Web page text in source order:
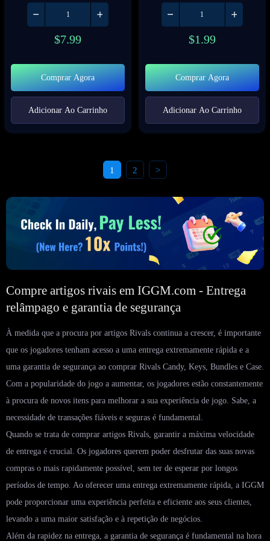
$7.99
Comprar Agora
Adicionar Ao Carrinho
$1.99
Comprar Agora
Adicionar Ao Carrinho
1 2 >
Compre artigos rivais em IGGM.com - Entrega
relâmpago e garantia de segurança
À medida que a procura por artigos Rivals continua a crescer, é importante
que os jogadores tenham acesso a uma entrega extremamente rápida e a
uma garantia de segurança ao comprar Rivals Candy, Keys, Bundles e Case.
Com a popularidade do jogo a aumentar, os jogadores estão constantemente
à procura de novos itens para melhorar a sua experiência de jogo. Sabe, a
necessidade de transações fiáveis ​​e seguras é fundamental.
Quando se trata de comprar artigos Rivals, garantir a máxima velocidade
de entrega é crucial. Os jogadores querem poder desfrutar das suas novas
compras o mais rapidamente possível, sem ter de esperar por longos
períodos de tempo. Ao oferecer uma entrega extremamente rápida, a IGGM
pode proporcionar uma experiência perfeita e eficiente aos seus clientes,
levando a uma maior satisfação e à repetição de negócios.
Além da rapidez na entrega, a garantia de segurança é fundamental na hora